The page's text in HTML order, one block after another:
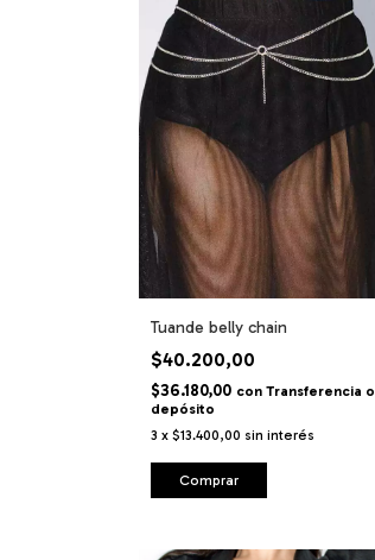
Tuande belly chain
$40.200,00
$36.180,00 con Transferencia o
depósito
3 x $13.400,00 sin interés
Comprar